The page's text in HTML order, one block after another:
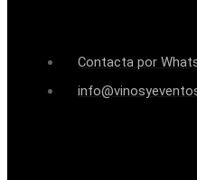
Contacta por